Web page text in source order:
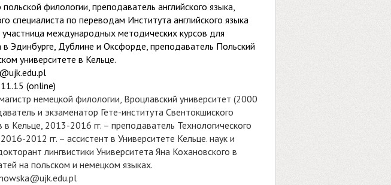
польской филологии, преподаватель английского языка,
специалиста по переводам Института английского языка
участница международных методических курсов для
в Эдинбурге, Дублине и Оксфорде, преподаватель Польский
университете в Кельце.
(online)
немецкой филологии, Вроцлавский университет (2000
и экзаменатор Гете-института Свентокшиского
Кельце, 2013-2016 гг. – преподаватель Технологического
2012 гг. – ассистент в Университете Кельце. наук и
лингвистики Университета Яна Кохановского в
на польском и немецком языках.